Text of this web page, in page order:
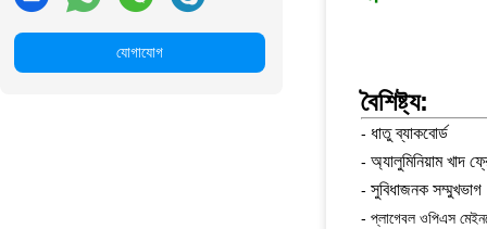
যোগাযোগ
বৈশিষ্ট্য:
- ধাতু ব্যাকবোর্ড
- অ্যালুমিনিয়াম খাদ
- সুবিধাজনক সম্মুখভাগ
- প্লাগেবল ওপিএস